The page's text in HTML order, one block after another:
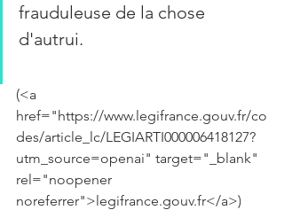
frauduleuse de la chose
(<a
href="https://www.legifrance.gouv.fr/co
des/article_lc/LEGIARTI000006418127?
utm_source=openai" target="_blank"
rel="noopener
noreferrer">legifrance.gouv.fr</a>)